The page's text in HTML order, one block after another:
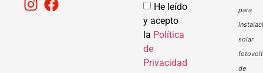
He leído
y acepto
la Política
de
Privacidad
para
solar
de